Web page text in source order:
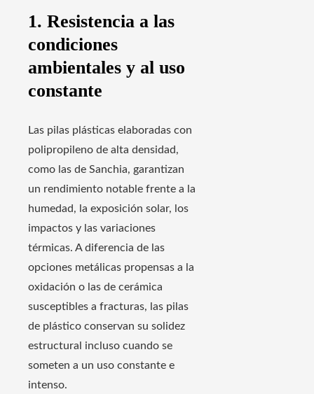
1. Resistencia a las
condiciones
ambientales y al uso
constante
Las pilas plásticas elaboradas con
polipropileno de alta densidad,
como las de Sanchia, garantizan
un rendimiento notable frente a la
humedad, la exposición solar, los
impactos y las variaciones
térmicas. A diferencia de las
opciones metálicas propensas a la
oxidación o las de cerámica
susceptibles a fracturas, las pilas
de plástico conservan su solidez
estructural incluso cuando se
someten a un uso constante e
intenso.